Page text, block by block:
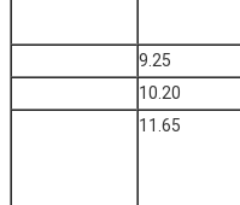
9.25
10.20
11.65